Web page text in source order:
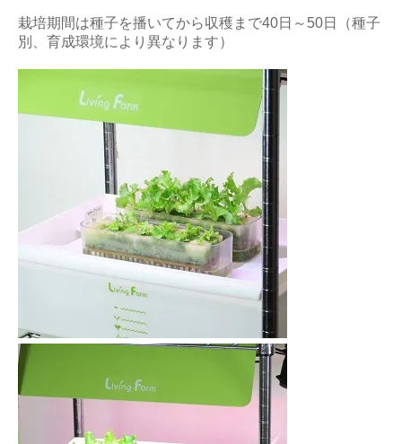
栽培期間は種子を播いてから収穫まで40日～50日（種子
別、育成環境により異なります）